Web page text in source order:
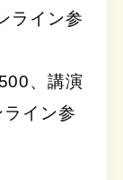
ライン参
、講演
イン参